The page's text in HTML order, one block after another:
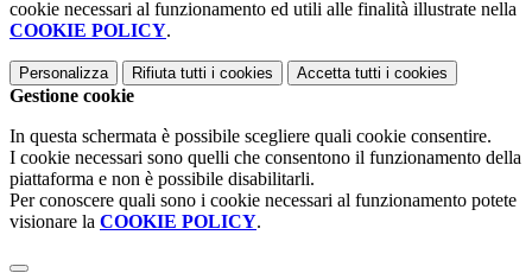
cookie necessari al funzionamento ed utili alle finalità illustrate nella
COOKIE POLICY.
Personalizza Rifiuta tutti i cookies Accetta tutti i cookies
Gestione cookie
In questa schermata è possibile scegliere quali cookie consentire.
I cookie necessari sono quelli che consentono il funzionamento della
piattaforma e non è possibile disabilitarli.
Per conoscere quali sono i cookie necessari al funzionamento potete
visionare la COOKIE POLICY.